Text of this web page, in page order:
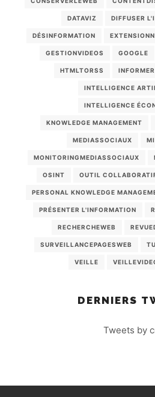
DATAVIZ DIFFUSER
DÉSINFORMATION
GESTIONVIDEOS GOOGLE
HTMLTORSS INFORMER
INTELLIGENCE
INTELLIGENCE
KNOWLEDGE MANAGEMENT
MEDIASSOCIAUX
MONITORINGMEDIASSOCIAUX
OSINT OUTIL
PERSONAL KNOWLEDGE
PRÉSENTER L'INFORMATION
RECHERCHEWEB
SURVEILLANCEPAGESWEB
VEILLE
DERNIERS
Tweets by